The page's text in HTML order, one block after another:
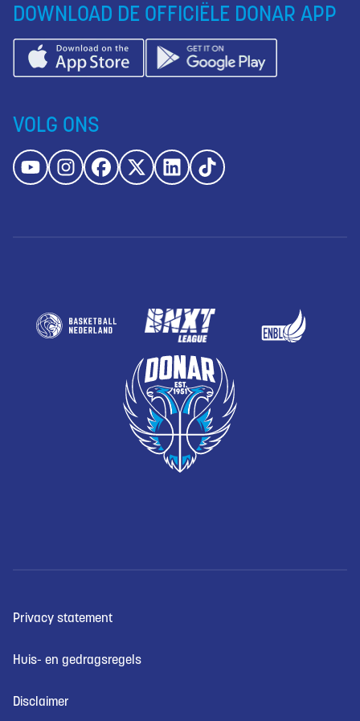
DOWNLOAD DE OFFICIËLE DONAR APP
VOLG ONS
Privacy statement
Huis- en gedragsregels
Disclaimer